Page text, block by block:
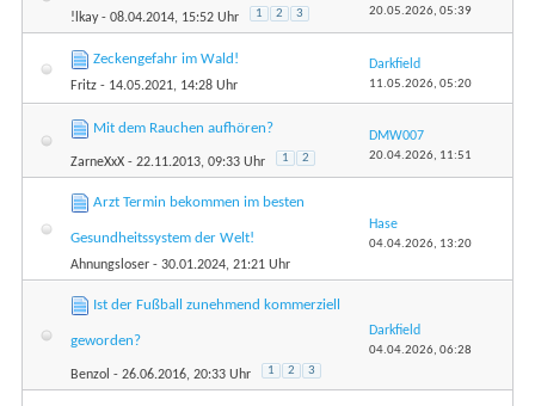
!lkay- 08.04.2014, 15:52 Uhr 1 2 3 20.05.2026, 05:39
Zeckengefahr im Wald!
Fritz - 14.05.2021, 14:28 Uhr
Darkfield
11.05.2026, 05:20
Mit dem Rauchen aufhören?
ZarneXxX - 22.11.2013, 09:33 Uhr 1 2
DMW007
20.04.2026, 11:51
Arzt Termin bekommen im besten
Gesundheitssystem der Welt!
Ahnungsloser - 30.01.2024, 21:21 Uhr
Hase
04.04.2026, 13:20
Ist der Fußball zunehmend kommerziell
geworden?
Benzol - 26.06.2016, 20:33 Uhr 1 2 3
Darkfield
04.04.2026, 06:28